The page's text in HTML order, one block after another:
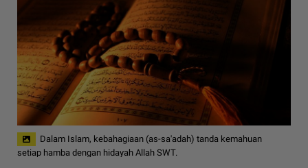
Dalam Islam, kebahagiaan (as-sa'adah) tanda kemahuan
setiap hamba dengan hidayah Allah SWT.